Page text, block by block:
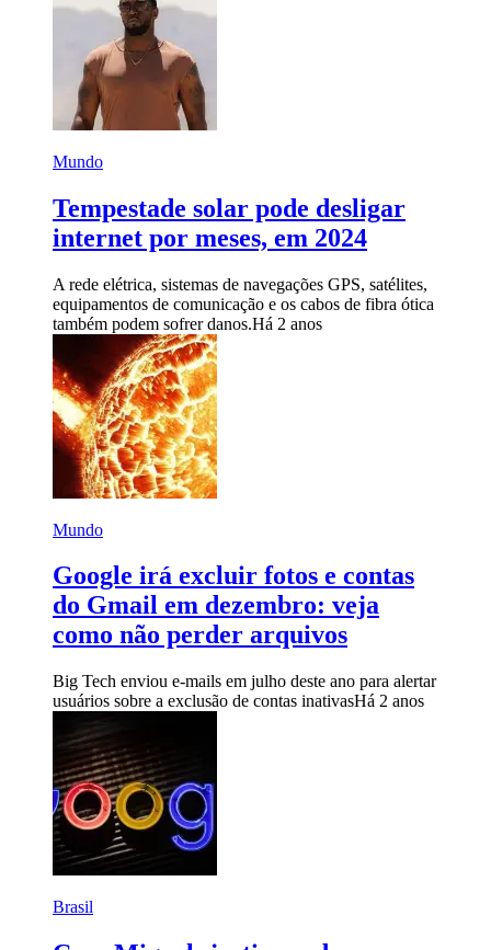
Mundo
Tempestade solar pode desligar
internet por meses, em 2024
A rede elétrica, sistemas de navegações GPS, satélites,
equipamentos de comunicação e os cabos de fibra ótica
também podem sofrer danos.Há 2 anos
Mundo
Google irá excluir fotos e contas
do Gmail em dezembro: veja
como não perder arquivos
Big Tech enviou e-mails em julho deste ano para alertar
usuários sobre a exclusão de contas inativasHá 2 anos
Brasil